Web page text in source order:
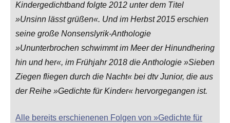
Kindergedichtband folgte 2012 unter dem Titel
»Unsinn lässt grüßen«. Und im Herbst 2015 erschien
seine große Nonsenslyrik-Anthologie
»Ununterbrochen schwimmt im Meer der Hinundhering
hin und her«, im Frühjahr 2018 die Anthologie »Sieben
Ziegen fliegen durch die Nacht« bei dtv Junior, die aus
der Reihe »Gedichte für Kinder« hervorgegangen ist.
Alle bereits erschienenen Folgen von »Gedichte für